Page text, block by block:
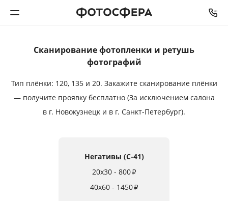
Печать фото
Фотокниги
Сканирование фотопленки и ретушь
фотографий
Тип плёнки: 120, 135 и 20. Закажите сканирование плёнки
— получите проявку бесплатно (За исключением салона
в г. Новокузнецк и в г. Санкт-Петербург).
Негативы (C-41)
20x30 - 800₽
40x60 - 1450₽